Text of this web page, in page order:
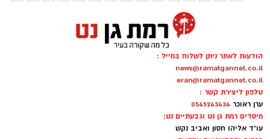
הודעות לאתר ניתן לשלוח במייל :
news@ramatgannet.co.il
eran@ramatgannet.co.il
טלפון ליצירת קשר :
ערן ראוכר 0545243434
מיסדים רמת גן נט וגבעתיים נט:
עו"ד אליהו חסון ואביב נקש